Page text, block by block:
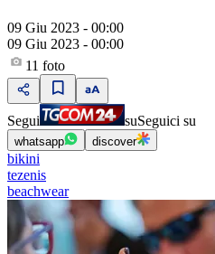
09 Giu 2023 - 00:00
09 Giu 2023 - 00:00
11 foto
Segui suSeguici su
whatsapp discover
bikini
tezenis
beachwear